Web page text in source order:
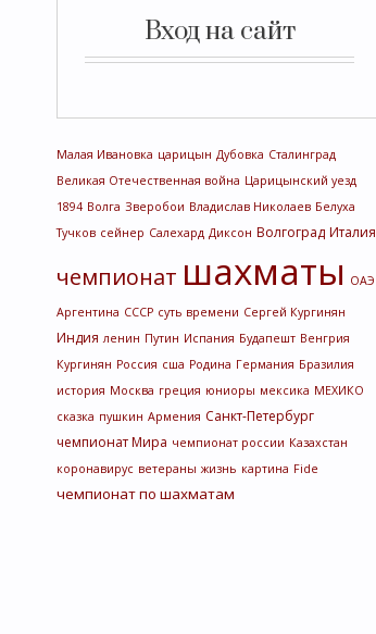
Вход на сайт
Малая Ивановка царицын Дубовка Сталинград
Великая Отечественная война Царицынский уезд
1894 Волга Зверобои Владислав Николаев Белуха
Тучков сейнер Салехард Диксон Волгоград Италия
чемпионат шахматы ОАЭ
Аргентина СССР суть времени Сергей Кургинян
Индия ленин Путин Испания Будапешт Венгрия
Кургинян Россия сша Родина Германия Бразилия
история Москва греция юниоры мексика МЕХИКО
сказка пушкин Армения Санкт-Петербург
чемпионат Мира чемпионат россии Казахстан
коронавирус ветераны жизнь картина Fide
чемпионат по шахматам